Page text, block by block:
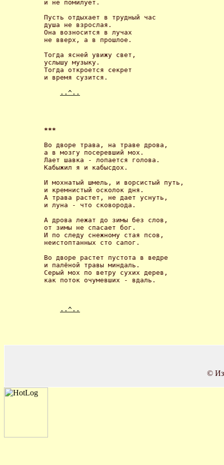
и не помилует.
Пусть отдыхает в трудный час
душа не взрослая.
Она возносится в лучах
не вверх, а в прошлое.
Тогда ясней увижу свет,
услышу музыку.
Тогда откроется секрет
и время сузится.
..^..
***
Во дворе трава, на траве дрова,
а в мозгу посеревший мох.
Лает шавка - лопается голова.
Кабыжил я и кабысдох.
И мохнатый шмель, и ворсистый путь,
и кремнистый осколок дня.
А трава растет, не дает уснуть,
и луна - что сковорода.
А дрова лежат до зимы без слов,
от зимы не спасает бог.
И по следу снежному стая псов,
неистоптанных сто сапог.
Во дворе растет пустота в ведре
и палёной травы миндаль.
Серый мох по ветру сухих дерев,
как поток очумевших - вдаль.
..^..
©